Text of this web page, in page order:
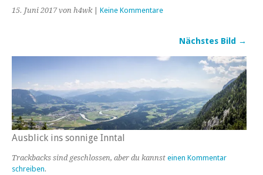
15. Juni 2017 von h4wk| Keine Kommentare
Nächstes Bild →
Ausblick ins sonnige Inntal
Trackbacks sind geschlossen, aber du kannst einen Kommentar
schreiben.